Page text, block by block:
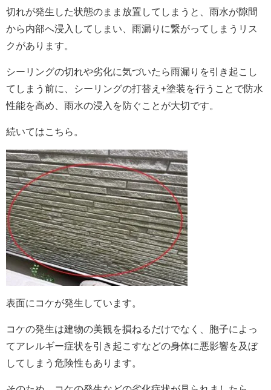
切れが発生した状態のまま放置してしまうと、雨水が隙間
から内部へ浸入してしまい、雨漏りに繋がってしまうリス
クがあります。
シーリングの切れや劣化に気づいたら雨漏りを引き起こし
てしまう前に、シーリングの打替え+塗装を行うことで防水
性能を高め、雨水の浸入を防ぐことが大切です。
続いてはこちら。
表面にコケが発生しています。
コケの発生は建物の美観を損ねるだけでなく、胞子によっ
てアレルギー症状を引き起こすなどの身体に悪影響を及ぼ
してしまう危険性もあります。